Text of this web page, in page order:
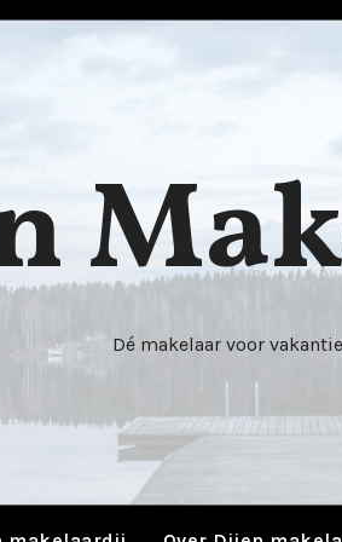
Dé makelaar voor